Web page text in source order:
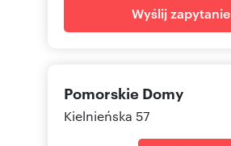
Wyślij zapytanie
Pomorskie Domy
Kielnieńska 57